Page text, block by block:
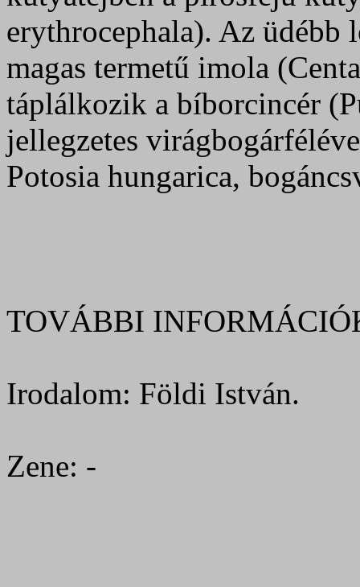
erythrocephala). Az üdébb
magas termetű imola
táplálkozik a bíborcincér
jellegzetes
Potosia hungarica,
TOVÁBBI
Irodalom: Földi István.
Zene: -